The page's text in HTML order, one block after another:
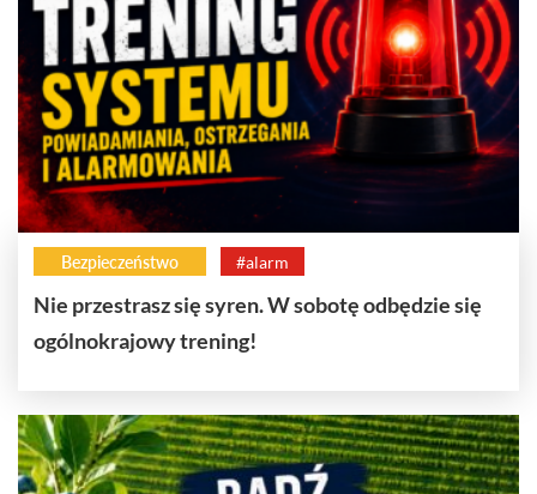
Bezpieczeństwo #alarm
Nie przestrasz się syren. W sobotę odbędzie się
ogólnokrajowy trening!